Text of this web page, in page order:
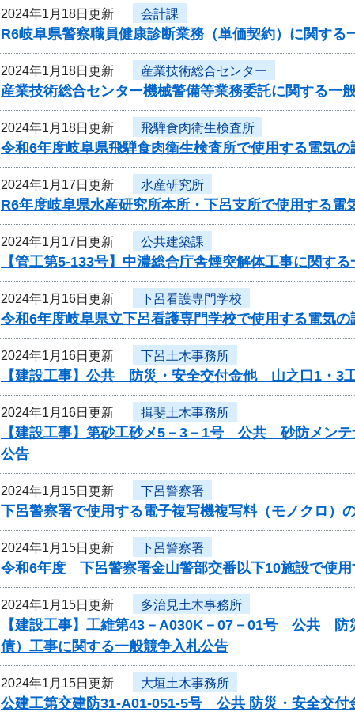
2024年1月18日更新 会計課
R6岐阜県警察職員健康診断業務（単価契約）に関する
2024年1月18日更新 産業技術総合センター
産業技術総合センター機械警備等業務委託に関する一
2024年1月18日更新 飛騨食肉衛生検査所
令和6年度岐阜県飛騨食肉衛生検査所で使用する電気
2024年1月17日更新 水産研究所
R6年度岐阜県水産研究所本所・下呂支所で使用する電
2024年1月17日更新 公共建築課
【管工第5-133号】中濃総合庁舎煙突解体工事に関す
2024年1月16日更新 下呂看護専門学校
令和6年度岐阜県立下呂看護専門学校で使用する電気
2024年1月16日更新 下呂土木事務所
【建設工事】公共 防災・安全交付金他 山之口1・3
2024年1月16日更新 揖斐土木事務所
【建設工事】第砂工砂メ5－3－1号 公共 砂防メン
公告
2024年1月15日更新 下呂警察署
下呂警察署で使用する電子複写機複写料（モノクロ）
2024年1月15日更新 下呂警察署
令和6年度 下呂警察署金山警部交番以下10施設で使
2024年1月15日更新 多治見土木事務所
【建設工事】工維第43－A030K－07－01号 公共 防
債）工事に関する一般競争入札公告
2024年1月15日更新 大垣土木事務所
公建工第交建防31-A01-051-5号 公共 防災・安全交